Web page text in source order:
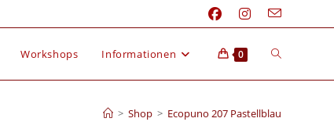
Workshops Informationen 0
> Shop > Ecopuno 207 Pastellblau